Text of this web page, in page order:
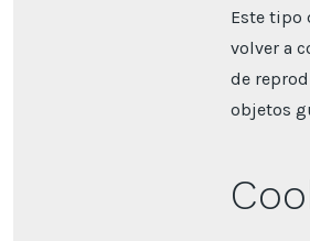
Este tipo
volver a
de
objetos